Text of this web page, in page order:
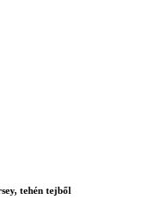
tehén tejből